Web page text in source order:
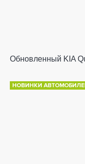
Обновленный KIA
НОВИНКИ